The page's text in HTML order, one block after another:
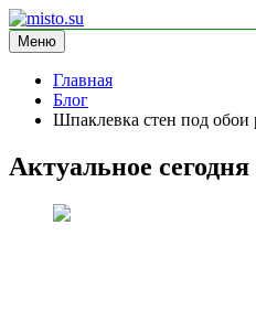
Перейти
к
содержимому
misto.su
информационный сайт
Меню
Главная
Блог
Шпаклевка стен под обои
Актуальное сегодня